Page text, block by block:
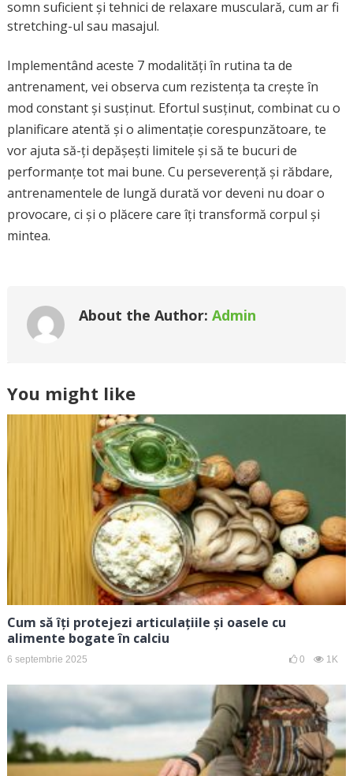
somn suficient și tehnici de relaxare musculară, cum ar fi
stretching-ul sau masajul.
Implementând aceste 7 modalități în rutina ta de
antrenament, vei observa cum rezistența ta crește în
mod constant și susținut. Efortul susținut, combinat cu o
planificare atentă și o alimentație corespunzătoare, te
vor ajuta să-ți depășești limitele și să te bucuri de
performanțe tot mai bune. Cu perseverență și răbdare,
antrenamentele de lungă durată vor deveni nu doar o
provocare, ci și o plăcere care îți transformă corpul și
mintea.
About the Author: Admin
You might like
Cum să îți protejezi articulațiile și oasele cu
alimente bogate în calciu
6 septembrie 2025 0 1K